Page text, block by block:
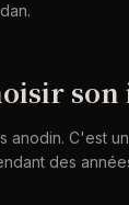
son
anodin. C'est
des